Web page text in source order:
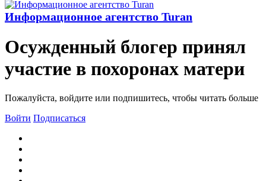
Информационное агентство Turan
Осужденный блогер принял
участие в похоронах матери
Пожалуйста, войдите или подпишитесь, чтобы читать больше
Войти Подписаться